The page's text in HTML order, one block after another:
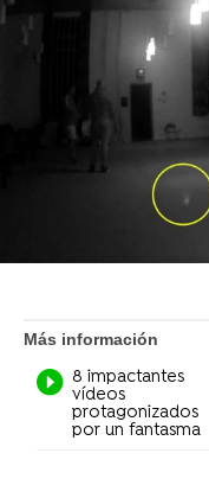
Liopardo
Publicado: 27
Más información
8 impactantes
vídeos
protagonizados
por un fantasma